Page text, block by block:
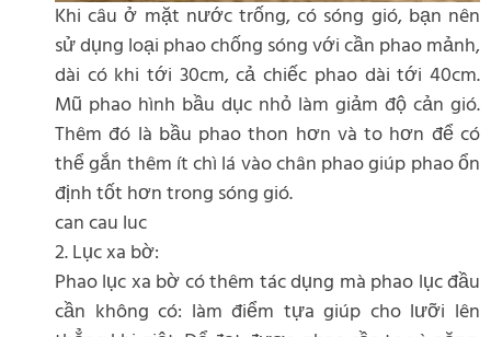
Khi câu ở mặt nước trống, có sóng gió, bạn nên
sử dụng loại phao chống sóng với cần phao mảnh,
dài có khi tới 30cm, cả chiếc phao dài tới 40cm.
Mũ phao hình bầu dục nhỏ làm giảm độ cản gió.
Thêm đó là bầu phao thon hơn và to hơn để có
thể gắn thêm ít chì lá vào chân phao giúp phao ổn
định tốt hơn trong sóng gió.
can cau luc
2. Lục xa bờ:
Phao lục xa bờ có thêm tác dụng mà phao lục đầu
cần không có: làm điểm tựa giúp cho lưỡi lên